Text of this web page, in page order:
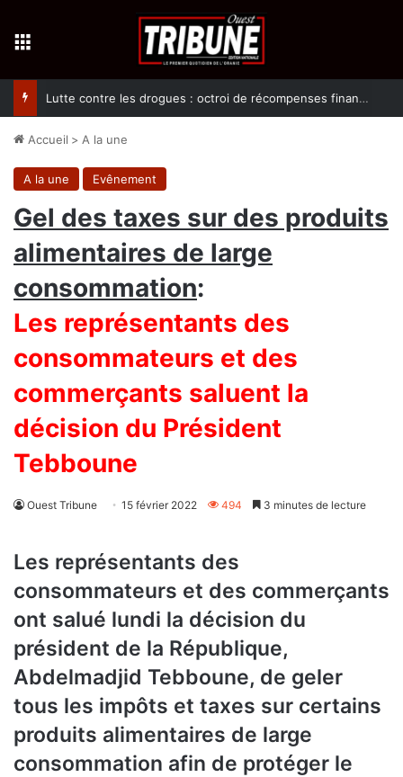
Lutte contre les drogues : octroi de récompenses financières aux dénonciateurs de trafiquants
Accueil > A la une
A la une Evênement
Gel des taxes sur des produits
alimentaires de large
consommation:
Les représentants des
consommateurs et des
commerçants saluent la
décision du Président
Tebboune
Ouest Tribune 15 février 2022 494 3 minutes de lecture
Les représentants des
consommateurs et des commerçants
ont salué lundi la décision du
président de la République,
Abdelmadjid Tebboune, de geler
tous les impôts et taxes sur certains
produits alimentaires de large
consommation afin de protéger le